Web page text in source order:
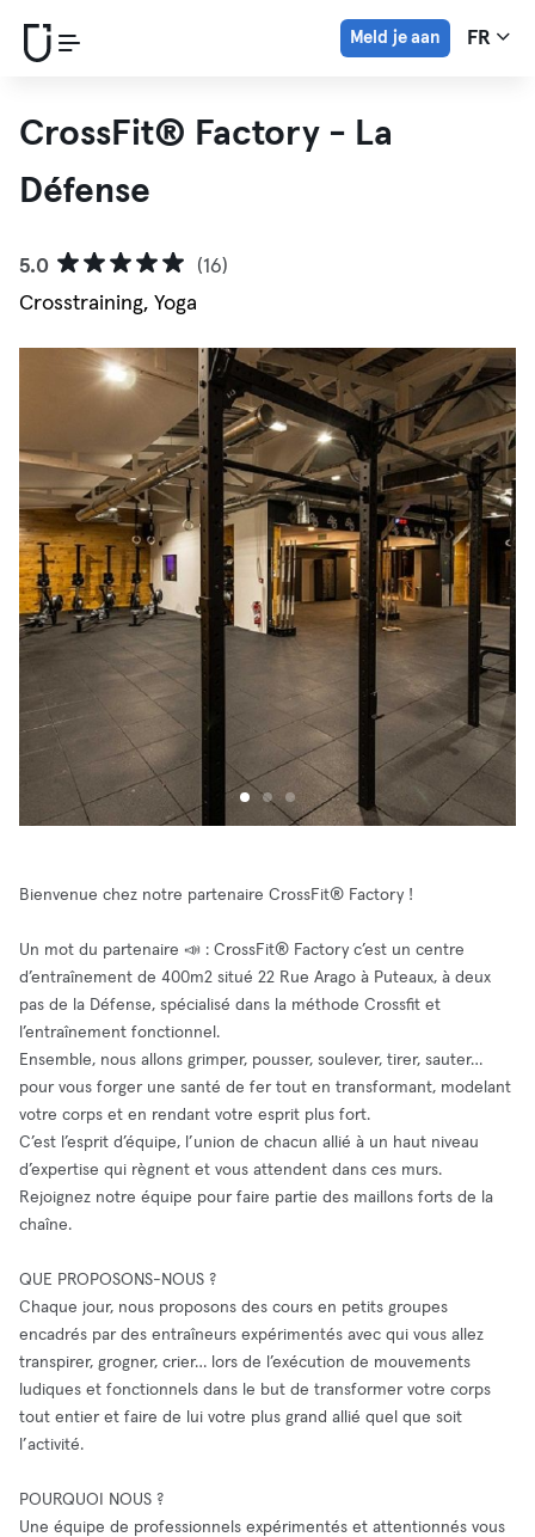
Meld je aan FR
CrossFit® Factory - La
Défense
5.0
(16)
Crosstraining, Yoga
Bienvenue chez notre partenaire CrossFit® Factory !
Un mot du partenaire 📣 : CrossFit® Factory c’est un centre
d’entraînement de 400m2 situé 22 Rue Arago à Puteaux, à deux
pas de la Défense, spécialisé dans la méthode Crossfit et
l’entraînement fonctionnel.
Ensemble, nous allons grimper, pousser, soulever, tirer, sauter…
pour vous forger une santé de fer tout en transformant, modelant
votre corps et en rendant votre esprit plus fort.
C’est l’esprit d’équipe, l’union de chacun allié à un haut niveau
d’expertise qui règnent et vous attendent dans ces murs.
Rejoignez notre équipe pour faire partie des maillons forts de la
chaîne.
QUE PROPOSONS-NOUS ?
Chaque jour, nous proposons des cours en petits groupes
encadrés par des entraîneurs expérimentés avec qui vous allez
transpirer, grogner, crier… lors de l’exécution de mouvements
ludiques et fonctionnels dans le but de transformer votre corps
tout entier et faire de lui votre plus grand allié quel que soit
l’activité.
POURQUOI NOUS ?
Une équipe de professionnels expérimentés et attentionnés vous